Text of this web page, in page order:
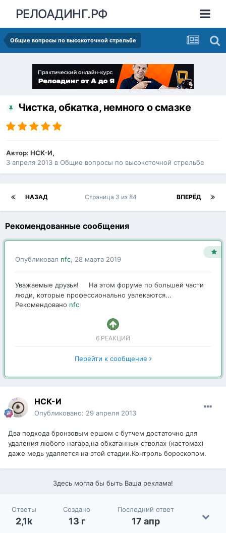
РЕЛОАДИНГ.РФ
Общие вопросы по высокоточной стрельбе
Чистка, обкатка, немного о смазке
Автор: НСК-И,
3 апреля 2013 в Общие вопросы по высокоточной стрельбе
НАЗАД ВПЕРЁД
Страница 3 из 84
Рекомендованные сообщения
Опубликовал nfc, 28 марта 2019
Уважаемые друзья! На этом форуме по большей части
люди, которые профессионально увлекаются...
Рекомендовано nfc
6 РЕАКЦИЙ
Перейти к сообщение
НСК-И
Опубликовано: 29 апреля 2013
Два подхода бронзовым ершом с бутчем достаточно для
удаления любого нагара,на обкатанных стволах (кастомах)
даже медь удаляется на этой стадии.Контроль бороскопом.
Здесь могла бы быть Ваша реклама!
Ответы
2,1k
Создано
13 г
Последний ответ
17 апр